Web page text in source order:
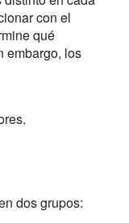
con el
qué
embargo, los
dos grupos: